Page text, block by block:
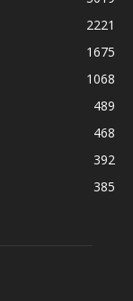
2221
1675
1068
489
468
392
385